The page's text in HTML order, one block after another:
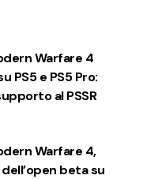
Warfare 4
PS5 e PS5 Pro:
al PSSR
Warfare 4,
beta su